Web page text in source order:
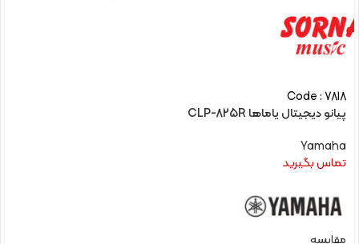
Code : 7818
پیانو دیجیتال یاماها CLP-825R
Yamaha
تماس بگیرید